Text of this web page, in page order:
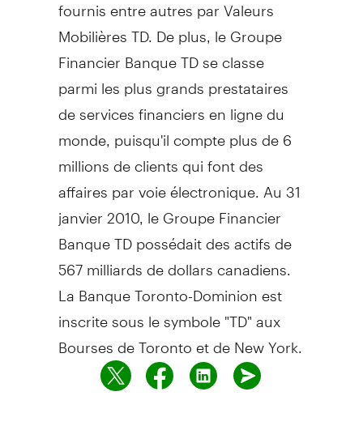
Mobilières TD. De plus, le Groupe
Financier Banque TD se classe
parmi les plus grands prestataires
de services financiers en ligne du
monde, puisqu'il compte plus de 6
millions de clients qui font des
affaires par voie électronique. Au 31
janvier 2010, le Groupe Financier
Banque TD possédait des actifs de
567 milliards de dollars canadiens.
La Banque Toronto-Dominion est
inscrite sous le symbole "TD" aux
Bourses de Toronto et de New York.